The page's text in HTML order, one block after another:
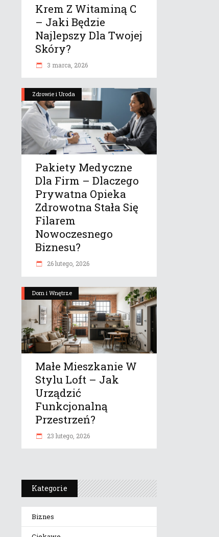
Krem Z Witaminą C
– Jaki Będzie
Najlepszy Dla Twojej
Skóry?
3 marca, 2026
Zdrowie i Uroda
Pakiety Medyczne
Dla Firm – Dlaczego
Prywatna Opieka
Zdrowotna Stała Się
Filarem
Nowoczesnego
Biznesu?
26 lutego, 2026
Dom i Wnętrze
Małe Mieszkanie W
Stylu Loft – Jak
Urządzić
Funkcjonalną
Przestrzeń?
23 lutego, 2026
Kategorie
Biznes